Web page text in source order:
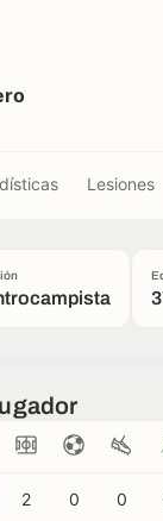
Lesiones
2 0 0